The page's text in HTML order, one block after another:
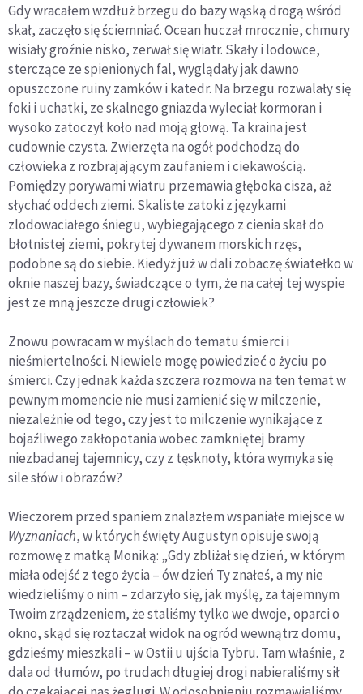
Gdy wracałem wzdłuż brzegu do bazy wąską drogą wśród
skał, zaczęło się ściemniać. Ocean huczał mrocznie, chmury
wisiały groźnie nisko, zerwał się wiatr. Skały i lodowce,
sterczące ze spienionych fal, wyglądały jak dawno
opuszczone ruiny zamków i katedr. Na brzegu rozwalały się
foki i uchatki, ze skalnego gniazda wyleciał kormoran i
wysoko zatoczył koło nad moją głową. Ta kraina jest
cudownie czysta. Zwierzęta na ogół podchodzą do
człowieka z rozbrajającym zaufaniem i ciekawością.
Pomiędzy porywami wiatru przemawia głęboka cisza, aż
słychać oddech ziemi. Skaliste zatoki z językami
zlodowaciałego śniegu, wybiegającego z cienia skał do
błotnistej ziemi, pokrytej dywanem morskich rzęs,
podobne są do siebie. Kiedyż już w dali zobaczę światełko w
oknie naszej bazy, świadczące o tym, że na całej tej wyspie
jest ze mną jeszcze drugi człowiek?
Znowu powracam w myślach do tematu śmierci i
nieśmiertelności. Niewiele mogę powiedzieć o życiu po
śmierci. Czy jednak każda szczera rozmowa na ten temat w
pewnym momencie nie musi zamienić się w milczenie,
niezależnie od tego, czy jest to milczenie wynikające z
bojaźliwego zakłopotania wobec zamkniętej bramy
niezbadanej tajemnicy, czy z tęsknoty, która wymyka się
sile słów i obrazów?
Wieczorem przed spaniem znalazłem wspaniałe miejsce w
Wyznaniach, w których święty Augustyn opisuje swoją
rozmowę z matką Moniką: „Gdy zbliżał się dzień, w którym
miała odejść z tego życia – ów dzień Ty znałeś, a my nie
wiedzieliśmy o nim – zdarzyło się, jak myślę, za tajemnym
Twoim zrządzeniem, że staliśmy tylko we dwoje, oparci o
okno, skąd się roztaczał widok na ogród wewnątrz domu,
gdzieśmy mieszkali – w Ostii u ujścia Tybru. Tam właśnie, z
dala od tłumów, po trudach długiej drogi nabieraliśmy sił